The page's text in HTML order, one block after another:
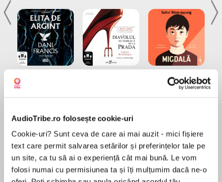
AudioTribe.ro folosește cookie-uri
Cookie-uri? Sunt ceva de care ai mai auzit - mici fișiere
text care permit salvarea setărilor și preferințelor tale pe
un site, ca tu să ai o experiență cât mai bună. Le vom
folosi numai cu permisiunea ta și îți mulțumim dacă ne-o
Sohn Won-pyung
Despre carte
Two Bestselling Agatha Christie Novels in One
Great Audiobook